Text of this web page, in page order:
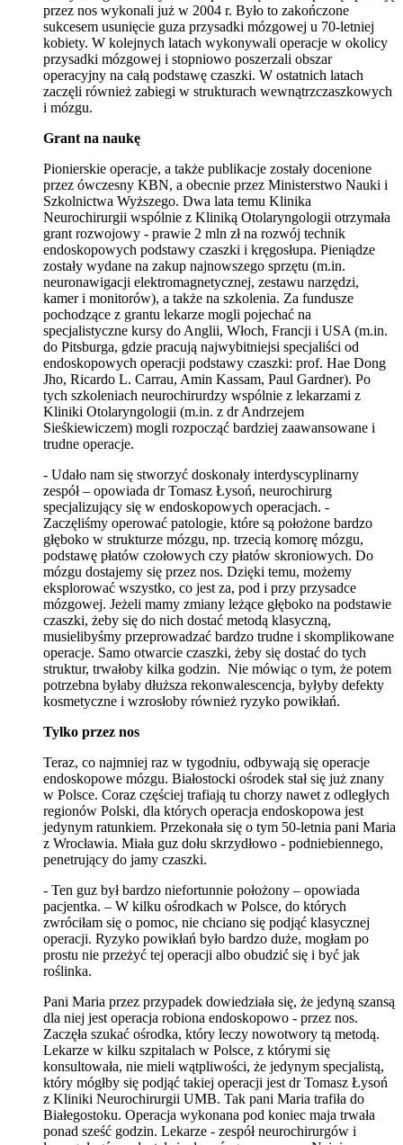
przez nos wykonali już w 2004 r. Było to zakończone
sukcesem usunięcie guza przysadki mózgowej u 70-letniej
kobiety. W kolejnych latach wykonywali operacje w okolicy
przysadki mózgowej i stopniowo poszerzali obszar
operacyjny na całą podstawę czaszki. W ostatnich latach
zaczęli również zabiegi w strukturach wewnątrzczaszkowych
i mózgu.
Grant na naukę
Pionierskie operacje, a także publikacje zostały docenione
przez ówczesny KBN, a obecnie przez Ministerstwo Nauki i
Szkolnictwa Wyższego. Dwa lata temu Klinika
Neurochirurgii wspólnie z Kliniką Otolaryngologii otrzymała
grant rozwojowy - prawie 2 mln zł na rozwój technik
endoskopowych podstawy czaszki i kręgosłupa. Pieniądze
zostały wydane na zakup najnowszego sprzętu (m.in.
neuronawigacji elektromagnetycznej, zestawu narzędzi,
kamer i monitorów), a także na szkolenia. Za fundusze
pochodzące z grantu lekarze mogli pojechać na
specjalistyczne kursy do Anglii, Włoch, Francji i USA (m.in.
do Pitsburga, gdzie pracują najwybitniejsi specjaliści od
endoskopowych operacji podstawy czaszki: prof. Hae Dong
Jho, Ricardo L. Carrau, Amin Kassam, Paul Gardner). Po
tych szkoleniach neurochirurdzy wspólnie z lekarzami z
Kliniki Otolaryngologii (m.in. z dr Andrzejem
Sieśkiewiczem) mogli rozpocząć bardziej zaawansowane i
trudne operacje.
- Udało nam się stworzyć doskonały interdyscyplinarny
zespół – opowiada dr Tomasz Łysoń, neurochirurg
specjalizujący się w endoskopowych operacjach. -
Zaczęliśmy operować patologie, które są położone bardzo
głęboko w strukturze mózgu, np. trzecią komorę mózgu,
podstawę płatów czołowych czy płatów skroniowych. Do
mózgu dostajemy się przez nos. Dzięki temu, możemy
eksplorować wszystko, co jest za, pod i przy przysadce
mózgowej. Jeżeli mamy zmiany leżące głęboko na podstawie
czaszki, żeby się do nich dostać metodą klasyczną,
musielibyśmy przeprowadzać bardzo trudne i skomplikowane
operacje. Samo otwarcie czaszki, żeby się dostać do tych
struktur, trwałoby kilka godzin. Nie mówiąc o tym, że potem
potrzebna byłaby dłuższa rekonwalescencja, byłyby defekty
kosmetyczne i wzrosłoby również ryzyko powikłań.
Tylko przez nos
Teraz, co najmniej raz w tygodniu, odbywają się operacje
endoskopowe mózgu. Białostocki ośrodek stał się już znany
w Polsce. Coraz częściej trafiają tu chorzy nawet z odległych
regionów Polski, dla których operacja endoskopowa jest
jedynym ratunkiem. Przekonała się o tym 50-letnia pani Maria
z Wrocławia. Miała guz dołu skrzydłowo - podniebiennego,
penetrujący do jamy czaszki.
- Ten guz był bardzo niefortunnie położony – opowiada
pacjentka. – W kilku ośrodkach w Polsce, do których
zwróciłam się o pomoc, nie chciano się podjąć klasycznej
operacji. Ryzyko powikłań było bardzo duże, mogłam po
prostu nie przeżyć tej operacji albo obudzić się i być jak
roślinka.
Pani Maria przez przypadek dowiedziała się, że jedyną szansą
dla niej jest operacja robiona endoskopowo - przez nos.
Zaczęła szukać ośrodka, który leczy nowotwory tą metodą.
Lekarze w kilku szpitalach w Polsce, z którymi się
konsultowała, nie mieli wątpliwości, że jedynym specjalistą,
który mógłby się podjąć takiej operacji jest dr Tomasz Łysoń
z Kliniki Neurochirurgii UMB. Tak pani Maria trafiła do
Białegostoku. Operacja wykonana pod koniec maja trwała
ponad sześć godzin. Lekarze - zespół neurochirurgów i